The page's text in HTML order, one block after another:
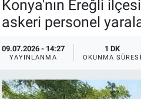
Konya'nın Ereğli
askeri personel
09.07.2026 - 14:27
YAYINLANMA
1 DK
OKUNMA SÜRESI